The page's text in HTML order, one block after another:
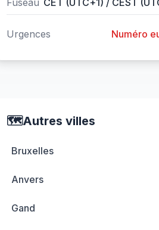
Fuseau CET (UTC+1) / CEST
Urgences Numéro
🗺️Autres villes
Bruxelles
Anvers
Gand